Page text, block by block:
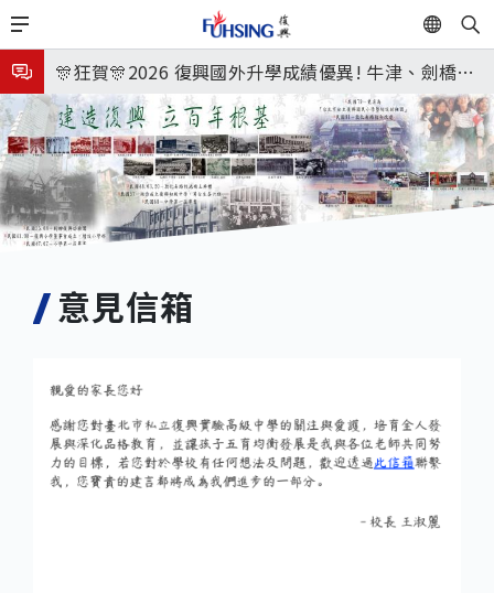
移
至
主
內
容
EN
🎉🎉🎉狂賀! 12望蘇同學榮錄MIT麻省理工學院，本校
連續兩年錄取世界第一學府！
🎊狂賀🎊2026 復興國外升學成績優異! 牛津、劍橋首
次雙星閃耀✨
115年校本部大學榜單再創佳績🎉，32％達醫學系錄
取標準、62%達台大錄取標準。各組合4科60級分9人
🎊
7月27日 中學暑輔開始
8月3日 分科成績公布
🎉🎉🎉狂賀! 12望蘇同學榮錄MIT麻省理工學院，本校
連續兩年錄取世界第一學府！
意見信箱